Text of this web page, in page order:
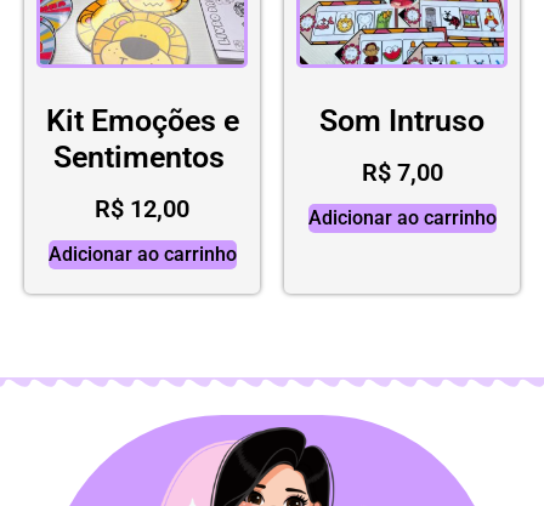
Kit Emoções e
Sentimentos
R$ 12,00
Adicionar ao carrinho
Som Intruso
R$7,00
Adicionar ao carrinho